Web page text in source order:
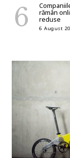
rămân
reduse
6 August